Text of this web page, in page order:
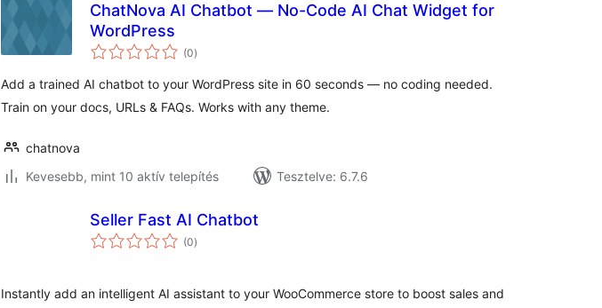
ChatNova AI Chatbot — No-Code AI Chat Widget for
WordPress
(0értékelés
összesen
)
Add a trained AI chatbot to your WordPress site in 60 seconds — no coding needed.
Train on your docs, URLs & FAQs. Works with any theme.
chatnova
Kevesebb, mint 10 aktív telepítés
Tesztelve: 6.7.6
Seller Fast AI Chatbot
(0értékelés
összesen
)
Instantly add an intelligent AI assistant to your WooCommerce store to boost sales and